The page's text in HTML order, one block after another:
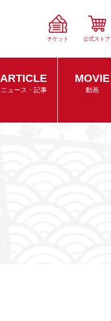
チケット 公式ストア
ARTICLE
ニュース・記事
MOVIE
動画